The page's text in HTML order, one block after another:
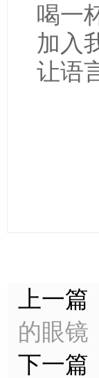
喝一
加入
让语
上一篇
的眼镜
下一篇